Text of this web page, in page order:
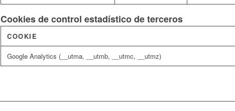
Cookies de control estadístico de terceros
COOKIE
Google Analytics (__utma, __utmb, __utmc, __utmz)